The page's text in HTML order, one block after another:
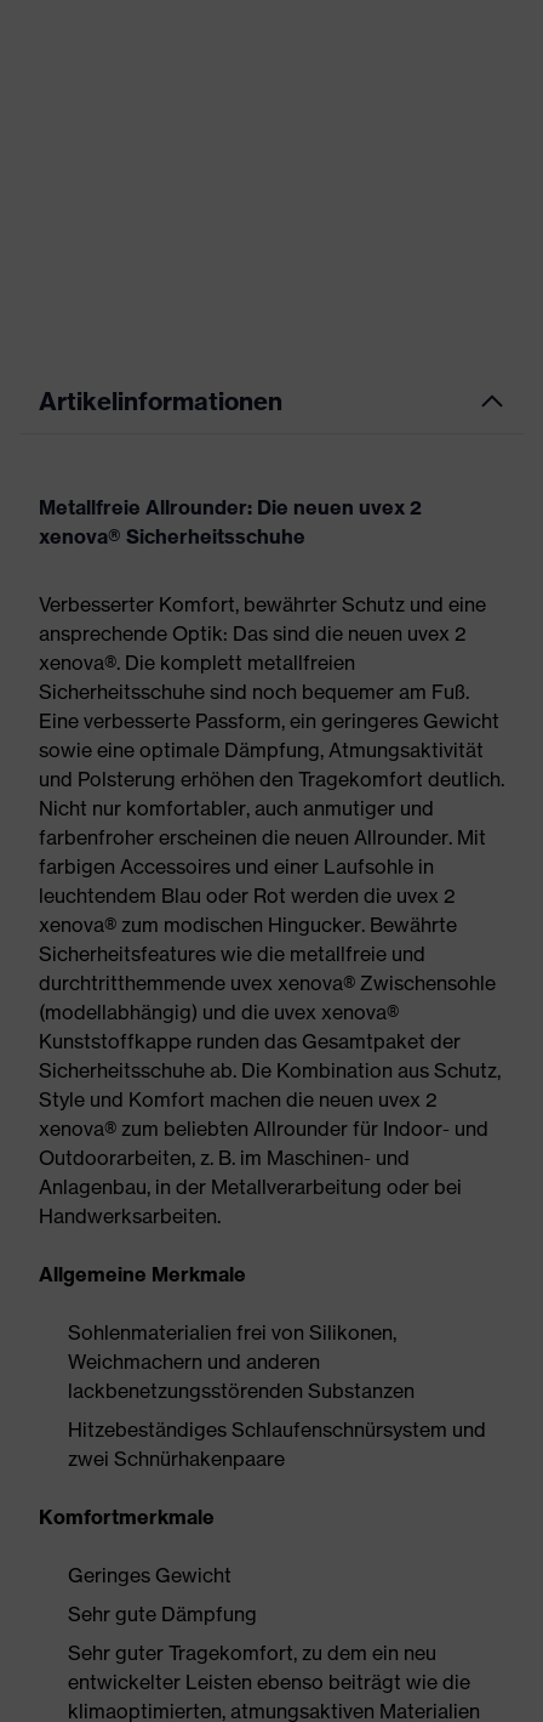
Artikelinformationen
Metallfreie Allrounder: Die neuen uvex 2
xenova® Sicherheitsschuhe
Verbesserter Komfort, bewährter Schutz und eine
ansprechende Optik: Das sind die neuen uvex 2
xenova®. Die komplett metallfreien
Sicherheitsschuhe sind noch bequemer am Fuß.
Eine verbesserte Passform, ein geringeres Gewicht
sowie eine optimale Dämpfung, Atmungsaktivität
und Polsterung erhöhen den Tragekomfort deutlich.
Nicht nur komfortabler, auch anmutiger und
farbenfroher erscheinen die neuen Allrounder. Mit
farbigen Accessoires und einer Laufsohle in
leuchtendem Blau oder Rot werden die uvex 2
xenova® zum modischen Hingucker. Bewährte
Sicherheitsfeatures wie die metallfreie und
durchtritthemmende uvex xenova® Zwischensohle
(modellabhängig) und die uvex xenova®
Kunststoffkappe runden das Gesamtpaket der
Sicherheitsschuhe ab. Die Kombination aus Schutz,
Style und Komfort machen die neuen uvex 2
xenova® zum beliebten Allrounder für Indoor- und
Outdoorarbeiten, z. B. im Maschinen- und
Anlagenbau, in der Metallverarbeitung oder bei
Handwerksarbeiten.
Allgemeine Merkmale
Sohlenmaterialien frei von Silikonen,
Weichmachern und anderen
lackbenetzungsstörenden Substanzen
Hitzebeständiges Schlaufenschnürsystem und
zwei Schnürhakenpaare
Komfortmerkmale
Geringes Gewicht
Sehr gute Dämpfung
Sehr guter Tragekomfort, zu dem ein neu
entwickelter Leisten ebenso beiträgt wie die
klimaoptimierten, atmungsaktiven Materialien